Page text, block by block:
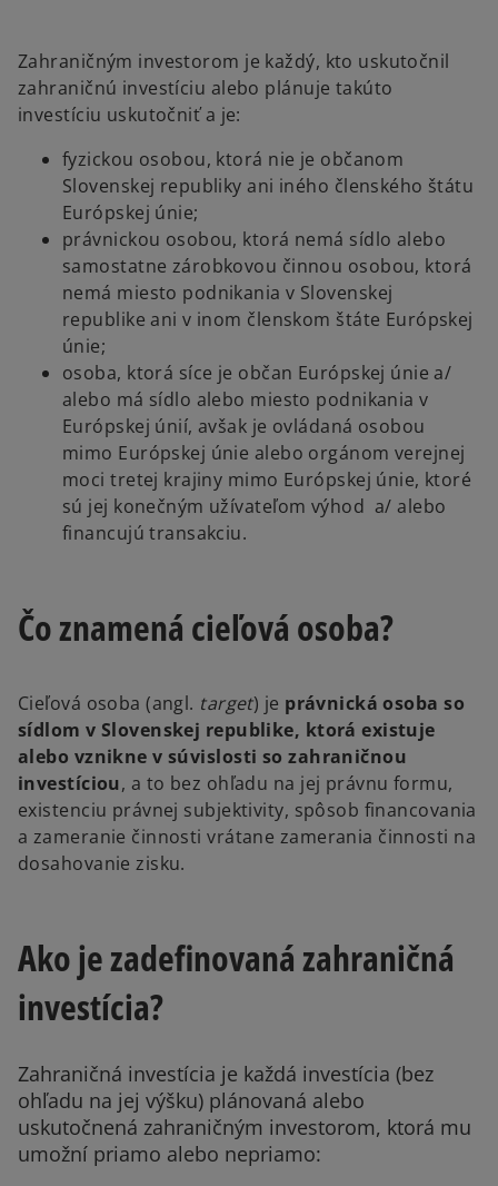
Zahraničným investorom je každý, kto uskutočnil
zahraničnú investíciu alebo plánuje takúto
investíciu uskutočniť a je:
fyzickou osobou, ktorá nie je občanom
Slovenskej republiky ani iného členského štátu
Európskej únie;
právnickou osobou, ktorá nemá sídlo alebo
samostatne zárobkovou činnou osobou, ktorá
nemá miesto podnikania v Slovenskej
republike ani v inom členskom štáte Európskej
únie;
osoba, ktorá síce je občan Európskej únie a/
alebo má sídlo alebo miesto podnikania v
Európskej únií, avšak je ovládaná osobou
mimo Európskej únie alebo orgánom verejnej
moci tretej krajiny mimo Európskej únie, ktoré
sú jej konečným užívateľom výhod a/ alebo
financujú transakciu.
Čo znamená cieľová osoba?
Cieľová osoba (angl. target) je právnická osoba so
sídlom v Slovenskej republike, ktorá existuje
alebo vznikne v súvislosti so zahraničnou
investíciou, a to bez ohľadu na jej právnu formu,
existenciu právnej subjektivity, spôsob financovania
a zameranie činnosti vrátane zamerania činnosti na
dosahovanie zisku.
Ako je zadefinovaná zahraničná
investícia?
Zahraničná investícia je každá investícia (bez
ohľadu na jej výšku) plánovaná alebo
uskutočnená zahraničným investorom, ktorá mu
umožní priamo alebo nepriamo: